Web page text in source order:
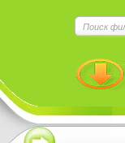
Нажмите на
!!!Если Вы с
троеточие в